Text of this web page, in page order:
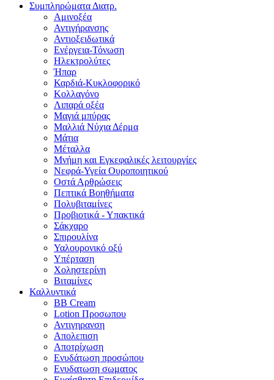
Συμπληρώματα Διατρ.
Αμινοξέα
Αντιγήρανσης
Αντιοξειδωτικά
Ενέργεια-Τόνωση
Ηλεκτρολύτες
Ήπαρ
Καρδιά-Κυκλοφορικό
Κολλαγόνο
Λιπαρά οξέα
Μαγιά μπύρας
Μαλλιά Νύχια Δέρμα
Μάτια
Μέταλλα
Μνήμη και Εγκεφαλικές λειτουργίες
Νεφρά-Υγεία Ουροποιητικού
Οστά Αρθρώσεις
Πεπτικά Βοηθήματα
Πολυβιταμίνες
Προβιοτικά - Υπακτικά
Σάκχαρο
Σπιρουλίνα
Υαλουρονικό οξύ
Υπέρταση
Χοληστερίνη
Βιταμίνες
Καλλυντικά
BB Cream
Lotion Προσωπου
Αντιγηρανση
Απολεπιση
Αποτρίχωση
Ενυδάτωση προσώπου
Ενυδατωση σωματος